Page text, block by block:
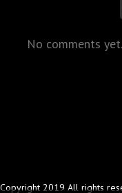
No comments
Copyright 2019 All rights